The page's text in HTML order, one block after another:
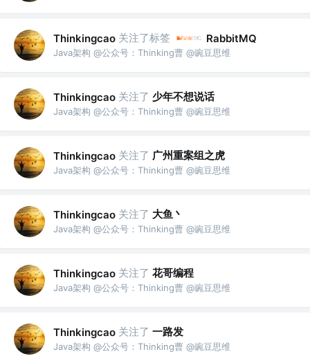
Thinkingcao 关注了标签 RabbitMQ
Java架构 @公众号：Thinking曹 @豌豆思维
Thinkingcao 关注了 少年不想说话
Java架构 @公众号：Thinking曹 @豌豆思维
Thinkingcao 关注了 广州重案组之虎
Java架构 @公众号：Thinking曹 @豌豆思维
Thinkingcao 关注了 大鱼丶
Java架构 @公众号：Thinking曹 @豌豆思维
Thinkingcao 关注了 花哥编程
Java架构 @公众号：Thinking曹 @豌豆思维
Thinkingcao 关注了 一路发
Java架构 @公众号：Thinking曹 @豌豆思维